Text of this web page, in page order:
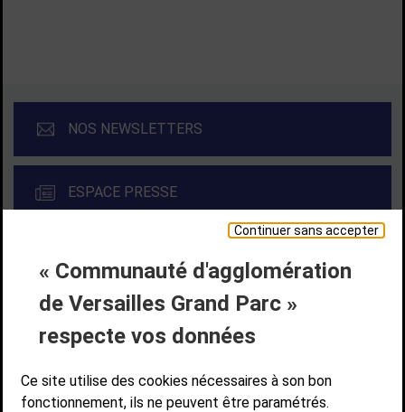
Continuer sans accepter
« Communauté d'agglomération
de Versailles Grand Parc »
respecte vos données
Ce site utilise des cookies nécessaires à son bon
fonctionnement, ils ne peuvent être paramétrés.
NOS NEWSLETTERS
ESPACE PRESSE
Liens bas de page
CONTACT MENTIONS LÉGALES
PLAN DE SITE
ACCESSIBILITÉ NUMÉRIQUE
GESTION DES COOKIES
Suivez-nous
SUIVEZ-NOUS SUR